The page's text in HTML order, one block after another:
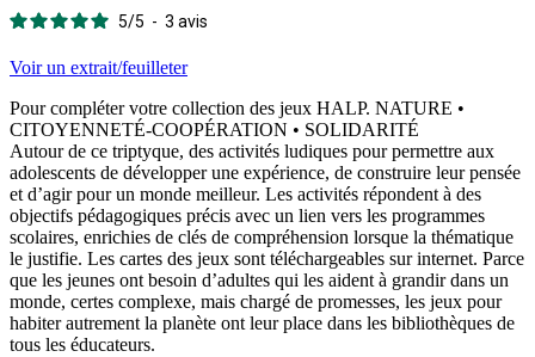
5/5 - 3 avis
Voir un extrait/feuilleter
Pour compléter votre collection des jeux HALP. NATURE •
CITOYENNETÉ-COOPÉRATION • SOLIDARITÉ
Autour de ce triptyque, des activités ludiques pour permettre aux
adolescents de développer une expérience, de construire leur pensée
et d’agir pour un monde meilleur. Les activités répondent à des
objectifs pédagogiques précis avec un lien vers les programmes
scolaires, enrichies de clés de compréhension lorsque la thématique
le justifie. Les cartes des jeux sont téléchargeables sur internet. Parce
que les jeunes ont besoin d’adultes qui les aident à grandir dans un
monde, certes complexe, mais chargé de promesses, les jeux pour
habiter autrement la planète ont leur place dans les bibliothèques de
tous les éducateurs.